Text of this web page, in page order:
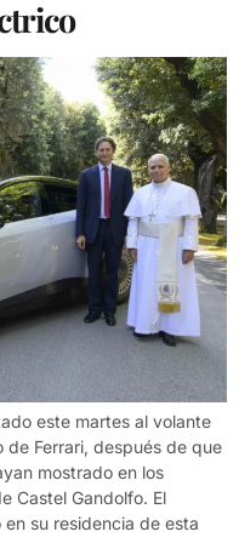
este martes al volante
Ferrari, después de que
mostrado en los
Castel Gandolfo. El
su residencia de esta